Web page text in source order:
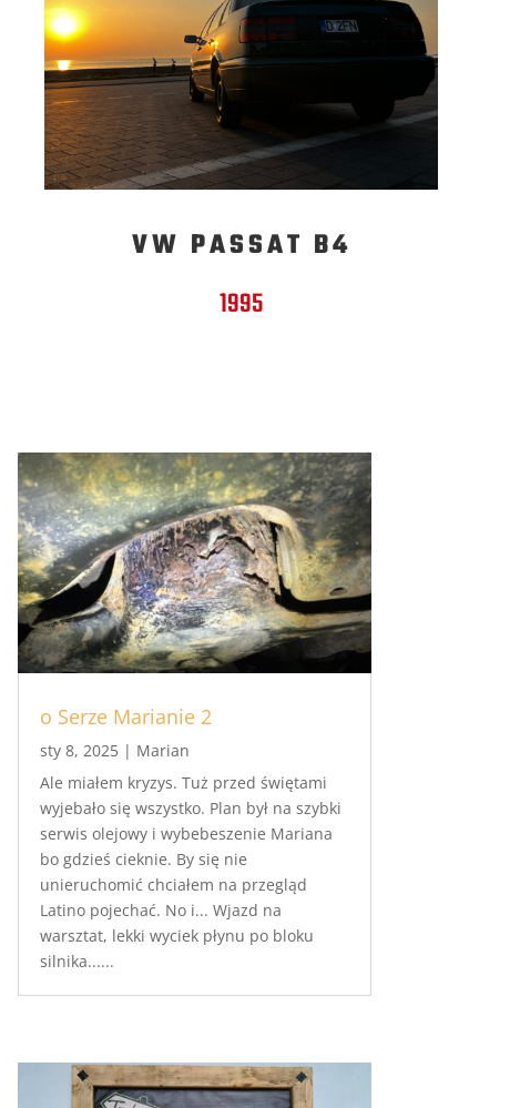
VW PASSAT B4
1995
o Serze Marianie 2
sty 8, 2025| Marian
Ale miałem kryzys. Tuż przed świętami
wyjebało się wszystko. Plan był na szybki
serwis olejowy i wybebeszenie Mariana
bo gdzieś cieknie. By się nie
unieruchomić chciałem na przegląd
Latino pojechać. No i... Wjazd na
warsztat, lekki wyciek płynu po bloku
silnika......